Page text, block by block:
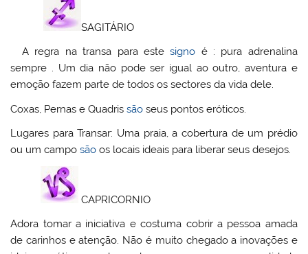
SAGITÁRIO
A regra na transa para estesigno é : pura adrenalina
sempre . Um dia não pode ser igual ao outro, aventura e
emoção fazem parte de todos os sectores da vida dele.
Coxas, Pernas e Quadrissão seus pontos eróticos.
Lugares para Transar: Uma praia, a cobertura de um prédio
ou um camposão os locais ideais para liberar seus desejos.
CAPRICORNIO
Adora tomar a iniciativa e costuma cobrir a pessoa amada
de carinhos e atenção. Não é muito chegado a inovações e